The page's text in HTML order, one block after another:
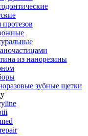
протезов
из нанорезины
зубные щетки